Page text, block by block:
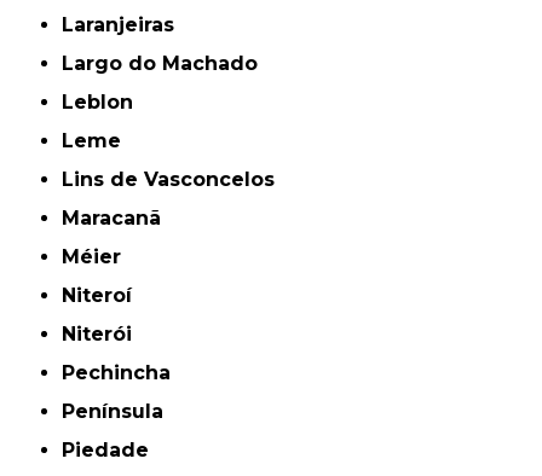
Laranjeiras
Largo do Machado
Leblon
Leme
Lins de Vasconcelos
Maracanã
Méier
Niteroí
Niterói
Pechincha
Península
Piedade